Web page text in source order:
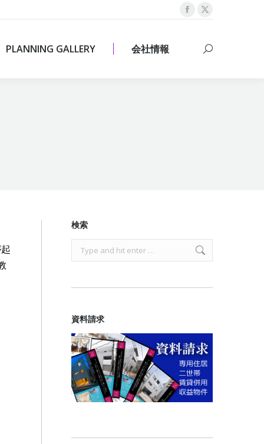
Facebook
opens
X
opens
PLANNING GALLERY 会社情報 Search:
検索
Search:
資料請求
PLANNING GALLERY 会社情報 Search: